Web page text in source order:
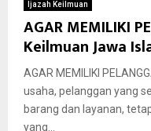
Ijazah Keilmuan
AGAR MEMILIKI
Keilmuan Jawa
AGAR MEMILIKI
usaha, pelanggan yang
barang dan layanan,
yang...